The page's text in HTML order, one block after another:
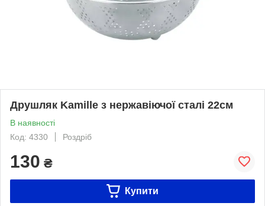
Друшляк Kamille з нержавіючої сталі 22см
В наявності
Код: 4330
Роздріб
130 ₴
Купити